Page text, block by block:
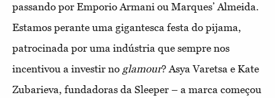
passando por Emporio Armani ou Marques’ Almeida.
Estamos perante uma gigantesca festa do pijama,
patrocinada por uma indústria que sempre nos
incentivou a investir no glamour? Asya Varetsa e Kate
Zubarieva, fundadoras da Sleeper – a marca começou